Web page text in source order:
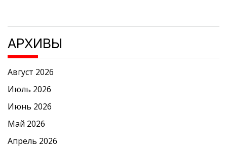
АРХИВЫ
Август 2026
Июль 2026
Июнь 2026
Май 2026
Апрель 2026